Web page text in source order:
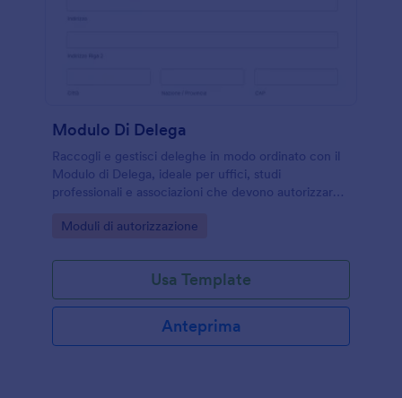
Modulo Di Delega
Raccogli e gestisci deleghe in modo ordinato con il
Modulo di Delega, ideale per uffici, studi
professionali e associazioni che devono autorizzare
Jotform.
Go to Category:
Moduli di autorizzazione
Usa Template
Anteprima